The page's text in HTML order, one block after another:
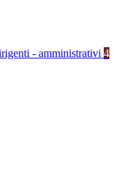
- amministrativi 4